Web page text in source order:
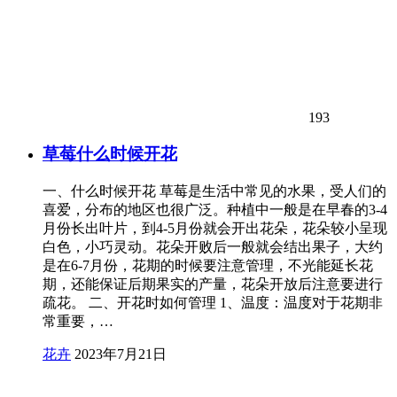
193
草莓什么时候开花
一、什么时候开花 草莓是生活中常见的水果，受人们的
喜爱，分布的地区也很广泛。种植中一般是在早春的3-4
月份长出叶片，到4-5月份就会开出花朵，花朵较小呈现
白色，小巧灵动。花朵开败后一般就会结出果子，大约
是在6-7月份，花期的时候要注意管理，不光能延长花
期，还能保证后期果实的产量，花朵开放后注意要进行
疏花。 二、开花时如何管理 1、温度：温度对于花期非
常重要，…
花卉 2023年7月21日